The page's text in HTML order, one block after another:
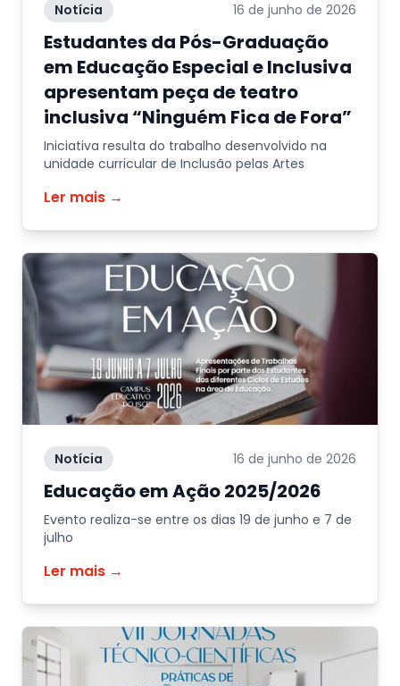
Notícia 16 de junho de 2026
Estudantes da Pós-Graduação
em Educação Especial e Inclusiva
apresentam peça de teatro
inclusiva “Ninguém Fica de Fora”
Iniciativa resulta do trabalho desenvolvido na
unidade curricular de Inclusão pelas Artes
Ler mais →
Notícia 16 de junho de 2026
Educação em Ação 2025/2026
Evento realiza-se entre os dias 19 de junho e 7 de
julho
Ler mais →